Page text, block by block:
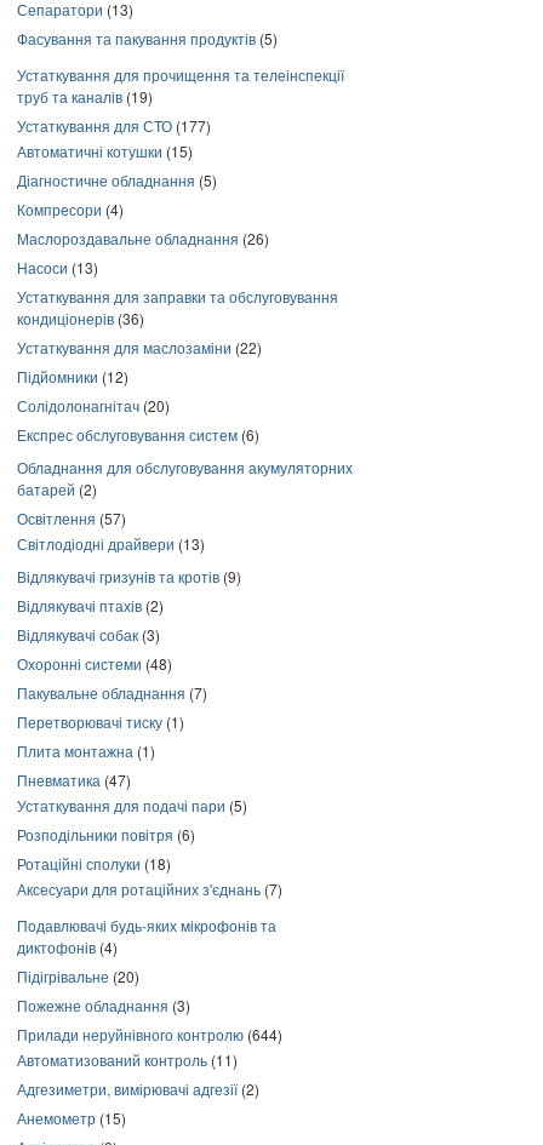
Сепаратори (13)
Фасування та пакування продуктів (5)
Устаткування для прочищення та телеінспекції
труб та каналів (19)
Устаткування для СТО (177)
Автоматичні котушки (15)
Діагностичне обладнання (5)
Компресори (4)
Маслороздавальне обладнання (26)
Насоси (13)
Устаткування для заправки та обслуговування
кондиціонерів (36)
Устаткування для маслозаміни (22)
Підйомники (12)
Солідолонагнітач (20)
Експрес обслуговування систем (6)
Обладнання для обслуговування акумуляторних
батарей (2)
Освітлення (57)
Світлодіодні драйвери (13)
Відлякувачі гризунів та кротів (9)
Відлякувачі птахів (2)
Відлякувачі собак (3)
Охоронні системи (48)
Пакувальне обладнання (7)
Перетворювачі тиску (1)
Плита монтажна (1)
Пневматика (47)
Устаткування для подачі пари (5)
Розподільники повітря (6)
Ротаційні сполуки (18)
Аксесуари для ротаційних з'єднань (7)
Подавлювачі будь-яких мікрофонів та
диктофонів (4)
Підігрівальне (20)
Пожежне обладнання (3)
Прилади неруйнівного контролю (644)
Автоматизований контроль (11)
Адгезиметри, вимірювачі адгезії(2)
Анемометр (15)